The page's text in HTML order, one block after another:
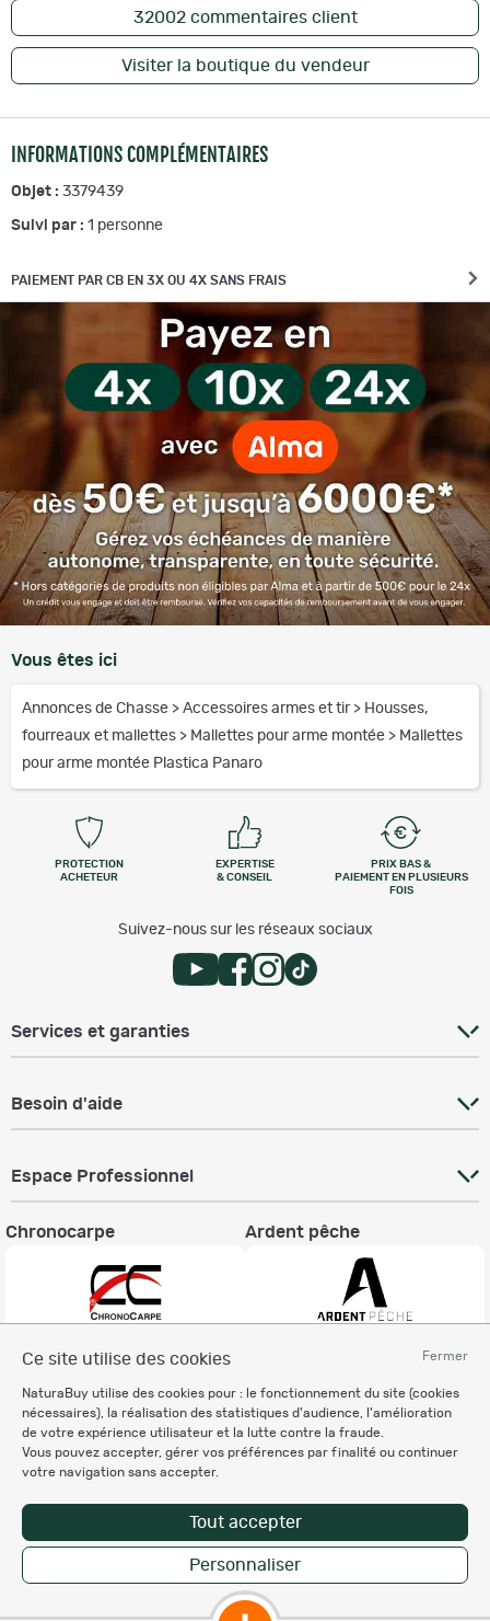
Fermer
Ce site utilise des cookies
NaturaBuy utilise des cookies pour : le fonctionnement du site (cookies
nécessaires), la réalisation des statistiques d'audience, l'amélioration
de votre expérience utilisateur et la lutte contre la fraude.
Vous pouvez accepter, gérer vos préférences par finalité ou continuer
votre navigation sans accepter.
Tout accepter
Personnaliser
32002commentaires client
Visiter la boutique du vendeur
INFORMATIONS COMPLÉMENTAIRES
Objet : 3379439
Suivi par : 1 personne
PAIEMENT PAR CB EN 3X OU 4X SANS FRAIS
Vous êtes ici
Annonces de Chasse > Accessoires armes et tir > Housses,
fourreaux et mallettes > Mallettes pour arme montée > Mallettes
pour arme montée Plastica Panaro
PROTECTION
ACHETEUR
EXPERTISE
& CONSEIL
PRIX BAS &
PAIEMENT EN PLUSIEURS
FOIS
Suivez-nous sur les réseaux sociaux
Services et garanties
Besoin d'aide
Espace Professionnel
Chronocarpe Ardent pêche
Charte éthique
Mentions légales
Règlement & Conditions d'utilisation
Politique de protection
des données personnelles
Personnalisation des cookies
Copyright © 2007-2026 NaturaBuy. Tous droits réservés. N°CNIL: 1239459.
Les marques commerciales mentionnées appartiennent à leurs propriétaires